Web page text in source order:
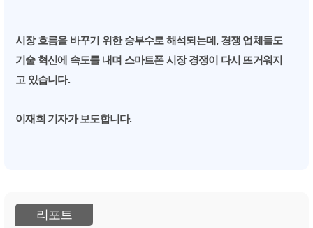
시장 흐름을 바꾸기 위한 승부수로 해석되는데, 경쟁 업체들도
기술 혁신에 속도를 내며 스마트폰 시장 경쟁이 다시 뜨거워지
고 있습니다.
이재희 기자가 보도합니다.
리포트